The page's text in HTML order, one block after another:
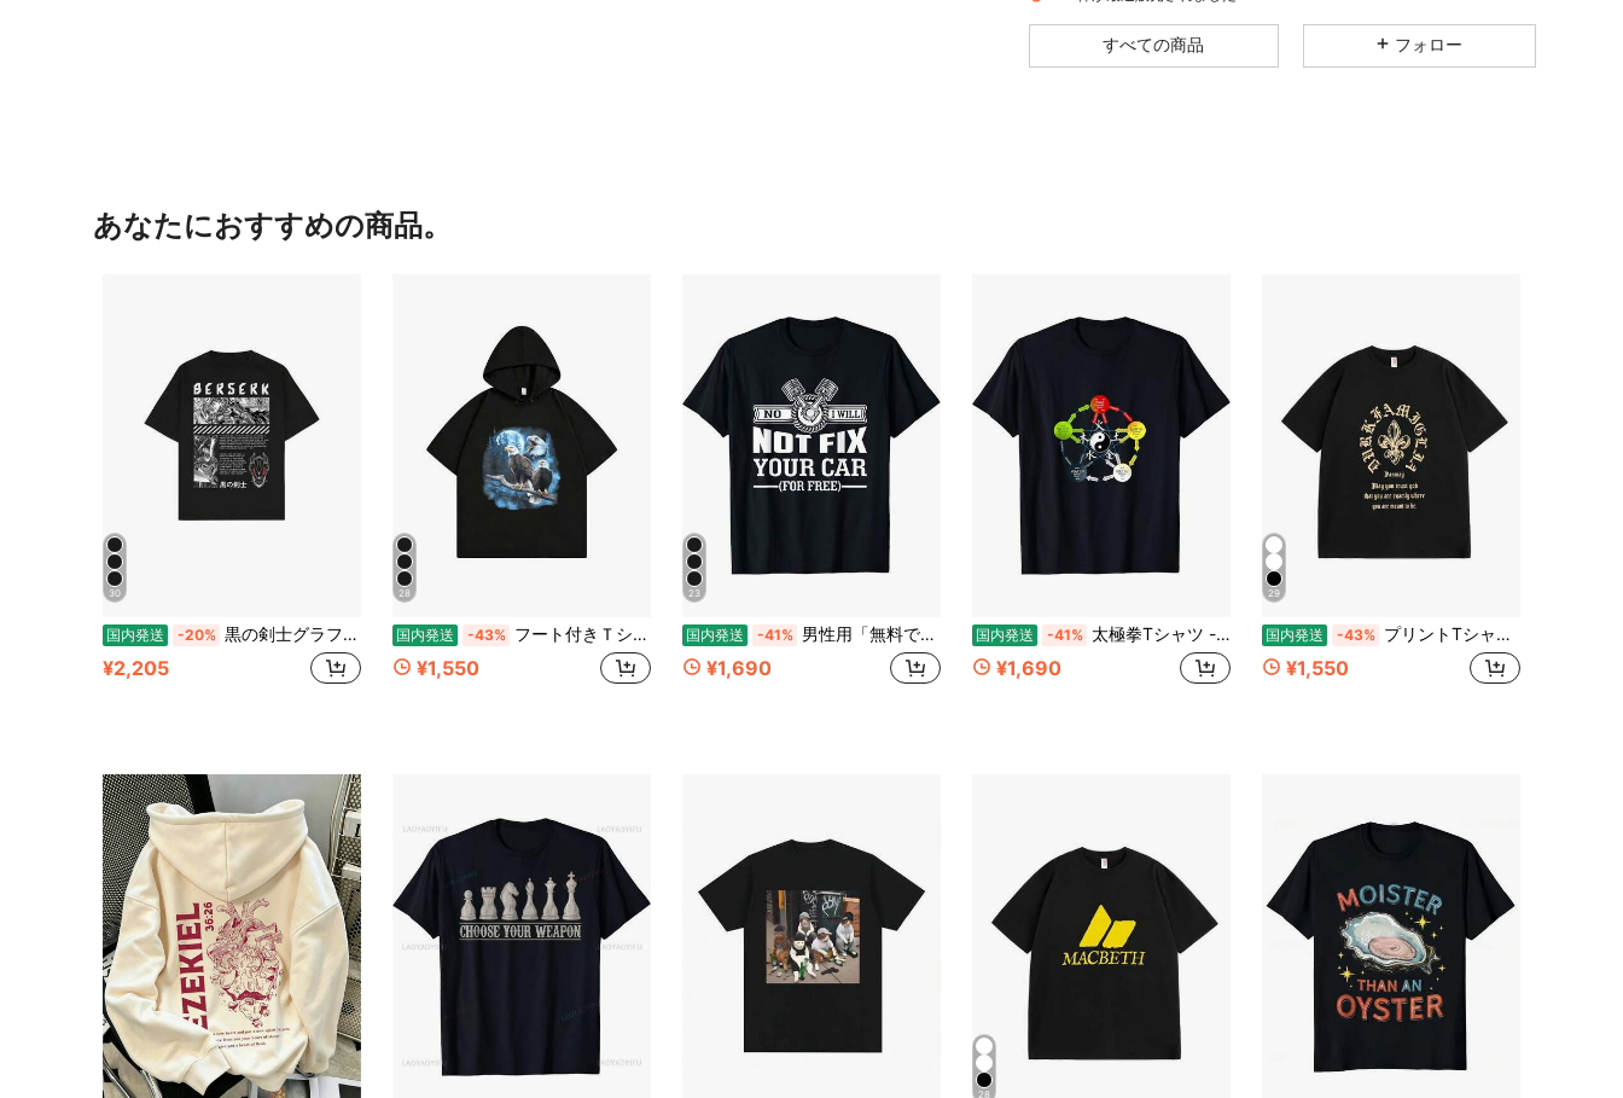
4.38
1.9K
57
4.38
1.9K
57
すべての商品 フォロー
あなたにおすすめの商品。
30
国内発送 -20% 黒の剣士グラフィック T シャツ - 短袖、クルーネック、コットン素材、ダークファンタジーの人気漫画デザイン、戦闘シーンのイラストと引用入り、夏に最適なカジュアルウェア
¥2,205
28
国内発送 -43% フート付きＴシャツ 半袖パーカー Marshmello マシュメロ プリント オーバーサイズ フーディーTシャツ ブラック 半袖 ストト系 カジュアル ヒップホップ ダンスウェア 男女兼用 夏用 通気性抜群 ルーズフィット グラフィック トップス ギフト
¥1,550
23
国内発送 -41% 男性用「無料であなたの車を修理しません」ユーモア_1
¥1,690
国内発送 -41% 太極拳Tシャツ - シャツ陰陽五行漢方Tシャツ半袖ラウンドネックファッションカジュアルユニセックス服
¥1,690
29
国内発送 -43% プリントTシャツ 大きいサイズ メンズ SHELTY 胸ポケット クルーネック お洒落 トップス
¥1,550
28